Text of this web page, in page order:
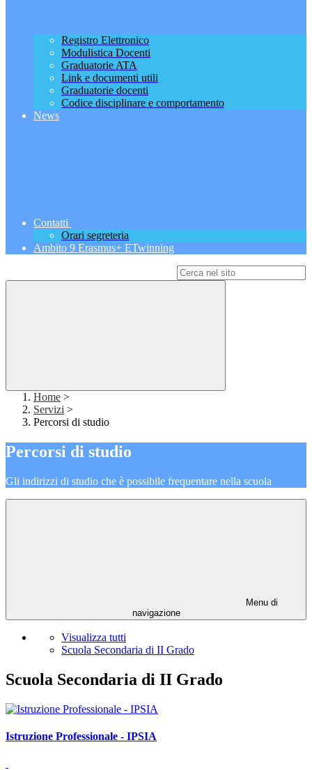
Registro Elettronico
Modulistica Docenti
Graduatorie ATA
Link e documenti utili
Graduatorie docenti
Codice disciplinare e comportamento
News
Contatti
Orari segreteria
Ambito 9 Erasmus+ ETwinning
Home >
Servizi >
Percorsi di studio
Percorsi di studio
Gli indirizzi di studio che è possibile frequentare nella scuola
Menu di
navigazione
Visualizza tutti
Scuola Secondaria di II Grado
Scuola Secondaria di II Grado
Istruzione Professionale - IPSIA